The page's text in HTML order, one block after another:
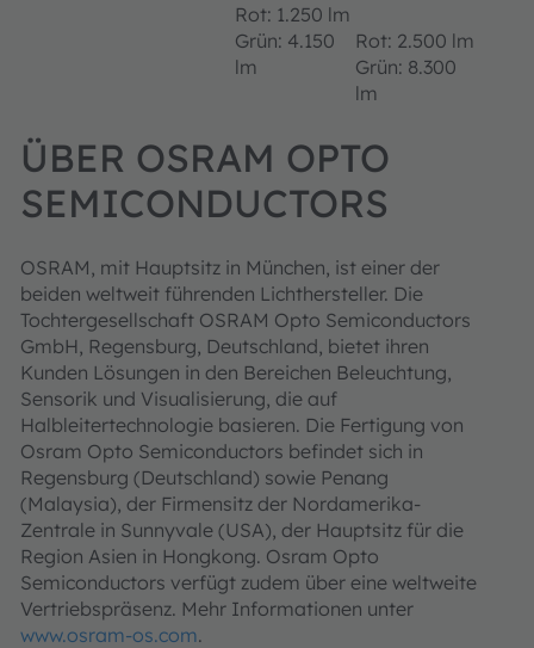
Rot: 1.250 lm
Grün: 4.150
lm
Rot: 2.500 lm
Grün: 8.300
lm
ÜBER OSRAM OPTO
SEMICONDUCTORS
OSRAM, mit Hauptsitz in München, ist einer der
beiden weltweit führenden Lichthersteller. Die
Tochtergesellschaft OSRAM Opto Semiconductors
GmbH, Regensburg, Deutschland, bietet ihren
Kunden Lösungen in den Bereichen Beleuchtung,
Sensorik und Visualisierung, die auf
Halbleitertechnologie basieren. Die Fertigung von
Osram Opto Semiconductors befindet sich in
Regensburg (Deutschland) sowie Penang
(Malaysia), der Firmensitz der Nordamerika-
Zentrale in Sunnyvale (USA), der Hauptsitz für die
Region Asien in Hongkong. Osram Opto
Semiconductors verfügt zudem über eine weltweite
Vertriebspräsenz. Mehr Informationen unter
www.osram-os.com.